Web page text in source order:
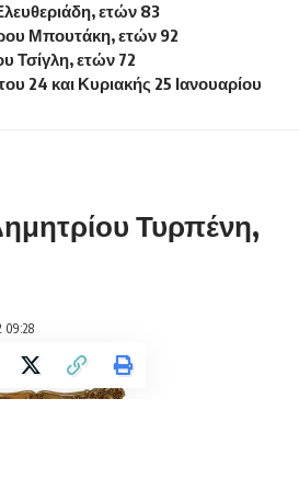
ετών 83
Μπουτάκη, ετών 92
Τσίγλη, ετών 72
24 και Κυριακής 25 Ιανουαρίου
Τυρπένη,
09:28